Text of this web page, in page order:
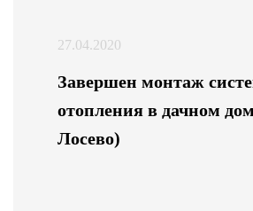
27.04.2020
Завершен монтаж
отопления в дачном
Лосево)